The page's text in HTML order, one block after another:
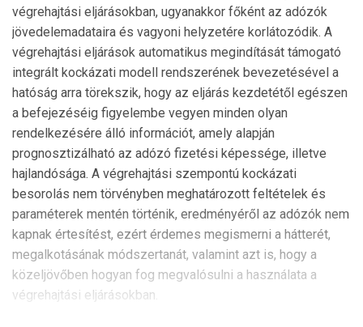
végrehajtási eljárásokban, ugyanakkor főként az adózók
jövedelemadataira és vagyoni helyzetére korlátozódik. A
végrehajtási eljárások automatikus megindítását támogató
integrált kockázati modell rendszerének bevezetésével a
hatóság arra törekszik, hogy az eljárás kezdetétől egészen
a befejezéséig figyelembe vegyen minden olyan
rendelkezésére álló információt, amely alapján
prognosztizálható az adózó fizetési képessége, illetve
hajlandósága. A végrehajtási szempontú kockázati
besorolás nem törvényben meghatározott feltételek és
paraméterek mentén történik, eredményéről az adózók nem
kapnak értesítést, ezért érdemes megismerni a hátterét,
megalkotásának módszertanát, valamint azt is, hogy a
közeljövőben hogyan fog megvalósulni a használata a
végrehajtási eljárásokban.